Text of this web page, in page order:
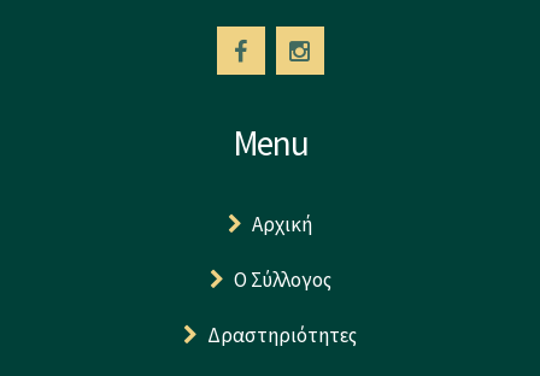
Menu
Αρχική
Ο Σύλλογος
Δραστηριότητες